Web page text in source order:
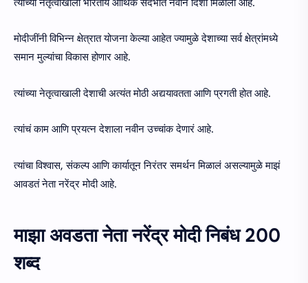
त्यांच्या नेतृत्वाखाली भारतीय आर्थिक संदर्भात नवीन दिशा मिळाली आहे.
मोदीजींनी विभिन्न क्षेत्रात योजना केल्या आहेत ज्यामुळे देशाच्या सर्व क्षेत्रांमध्ये
समान मुल्यांचा विकास होणार आहे.
त्यांच्या नेतृत्वाखाली देशाची अत्यंत मोठी अद्ययावतता आणि प्रगती होत आहे.
त्यांचं काम आणि प्रयत्न देशाला नवीन उच्चांक देणारं आहे.
त्यांचा विश्वास, संकल्प आणि कार्यातून निरंतर समर्थन मिळालं असल्यामुळे माझं
आवडतं नेता नरेंद्र मोदी आहे.
माझा अवडता नेता नरेंद्र मोदी निबंध 200
शब्द